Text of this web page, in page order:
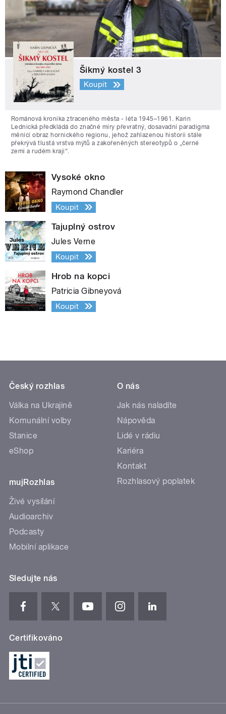
Šikmý kostel 3
Koupit
Románová kronika ztraceného města - léta 1945–1961. Karin
Lednická předkládá do značné míry převratný, dosavadní paradigma
měnící obraz hornického regionu, jehož zahlazenou historii stále
překrývá tlustá vrstva mýtů a zakořeněných stereotypů o „černé
zemi a rudém kraji“.
Vysoké okno
Raymond Chandler
Koupit
Tajuplný ostrov
Jules Verne
Koupit
Hrob na kopci
Patricia Gibneyová
Koupit
Český rozhlas
Válka na Ukrajině
Komunální volby
Stanice
eShop
mujRozhlas
Živé vysílání
Audioarchiv
Podcasty
Mobilní aplikace
O nás
Jak nás naladíte
Nápověda
Lidé v rádiu
Kariéra
Kontakt
Rozhlasový poplatek
Sledujte nás
Certifikováno